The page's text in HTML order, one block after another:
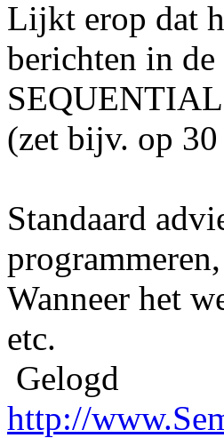
Lijkt erop dat
berichten in de
(zet bijv. op
Standaard
Wanneer het
etc.
Gelogd
http://